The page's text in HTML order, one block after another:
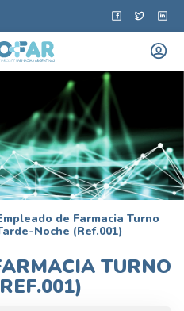
de Farmacia Turno
Noche (Ref.001)
TURNO